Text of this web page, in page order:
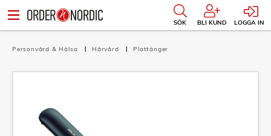
SÖK BLI KUND LOGGA IN
Personvård & Hälsa Hårvård Plattänger